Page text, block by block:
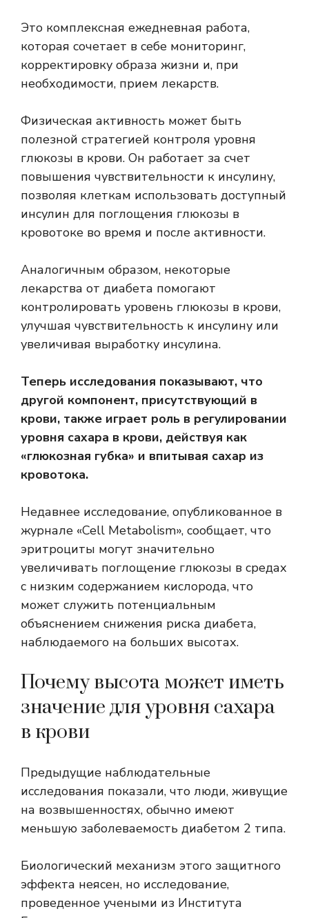
Это комплексная ежедневная работа,
которая сочетает в себе мониторинг,
корректировку образа жизни и, при
необходимости, прием лекарств.
Физическая активность может быть
полезной стратегией контроля уровня
глюкозы в крови. Он работает за счет
повышения чувствительности к инсулину,
позволяя клеткам использовать доступный
инсулин для поглощения глюкозы в
кровотоке во время и после активности.
Аналогичным образом, некоторые
лекарства от диабета помогают
контролировать уровень глюкозы в крови,
улучшая чувствительность к инсулину или
увеличивая выработку инсулина.
Теперь исследования показывают, что
другой компонент, присутствующий в
крови, также играет роль в регулировании
уровня сахара в крови, действуя как
«глюкозная губка» и впитывая сахар из
кровотока.
Недавнее исследование, опубликованное в
журнале «Cell Metabolism», сообщает, что
эритроциты могут значительно
увеличивать поглощение глюкозы в средах
с низким содержанием кислорода, что
может служить потенциальным
объяснением снижения риска диабета,
наблюдаемого на больших высотах.
Почему высота может иметь
значение для уровня сахара
в крови
Предыдущие наблюдательные
исследования показали, что люди, живущие
на возвышенностях, обычно имеют
меньшую заболеваемость диабетом 2 типа.
Биологический механизм этого защитного
эффекта неясен, но исследование,
проведенное учеными из Института